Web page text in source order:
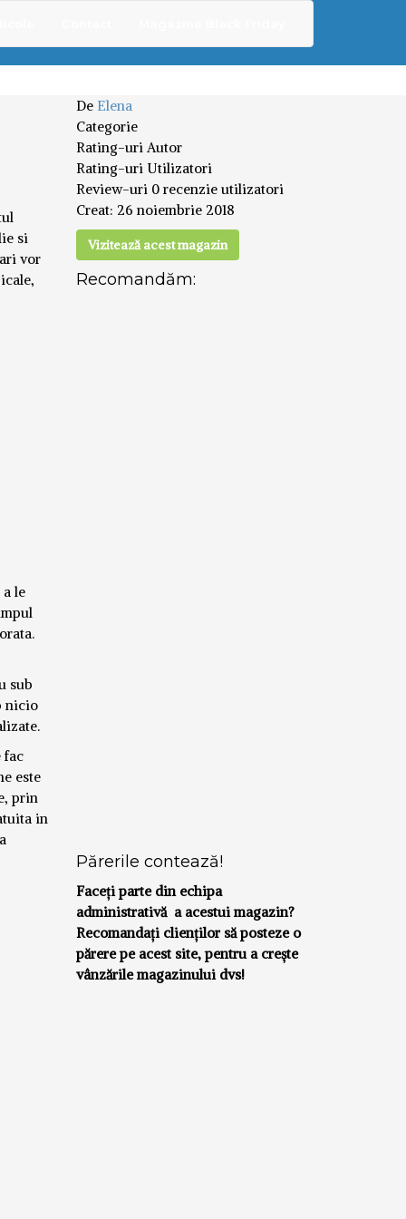
si
vor
le
sub
nicio
fac
este
prin
in
De Elena
Categorie
Rating-uri Autor
Rating-uri Utilizatori
Review-uri 0 recenzie utilizatori
Creat: 26 noiembrie 2018
Vizitează acest magazin
Recomandăm:
Părerile contează!
Faceți parte din echipa
administrativă a acestui magazin?
Recomandați clienților să posteze o
părere pe acest site, pentru a crește
vânzările magazinului dvs!